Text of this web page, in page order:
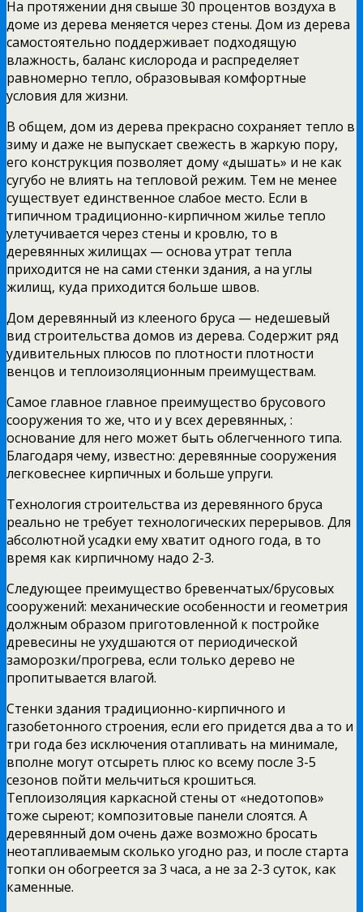
На протяжении дня свыше 30 процентов воздуха в
доме из дерева меняется через стены. Дом из дерева
самостоятельно поддерживает подходящую
влажность, баланс кислорода и распределяет
равномерно тепло, образовывая комфортные
условия для жизни.
В общем, дом из дерева прекрасно сохраняет тепло в
зиму и даже не выпускает свежесть в жаркую пору,
его конструкция позволяет дому «дышать» и не как
сугубо не влиять на тепловой режим. Тем не менее
существует единственное слабое место. Если в
типичном традиционно-кирпичном жилье тепло
улетучивается через стены и кровлю, то в
деревянных жилищах — основа утрат тепла
приходится не на сами стенки здания, а на углы
жилищ, куда приходится больше швов.
Дом деревянный из клееного бруса — недешевый
вид строительства домов из дерева. Содержит ряд
удивительных плюсов по плотности плотности
венцов и теплоизоляционным преимуществам.
Самое главное главное преимущество брусового
сооружения то же, что и у всех деревянных, :
основание для него может быть облегченного типа.
Благодаря чему, известно: деревянные сооружения
легковеснее кирпичных и больше упруги.
Технология строительства из деревянного бруса
реально не требует технологических перерывов. Для
абсолютной усадки ему хватит одного года, в то
время как кирпичному надо 2-3.
Следующее преимущество бревенчатых/брусовых
сооружений: механические особенности и геометрия
должным образом приготовленной к постройке
древесины не ухудшаются от периодической
заморозки/прогрева, если только дерево не
пропитывается влагой.
Стенки здания традиционно-кирпичного и
газобетонного строения, если его придется два а то и
три года без исключения отапливать на минимале,
вполне могут отсыреть плюс ко всему после 3-5
сезонов пойти мельчиться крошиться.
Теплоизоляция каркасной стены от «недотопов»
тоже сыреют; композитовые панели слоятся. А
деревянный дом очень даже возможно бросать
неотапливаемым сколько угодно раз, и после старта
топки он обогреется за 3 часа, а не за 2-3 суток, как
каменные.